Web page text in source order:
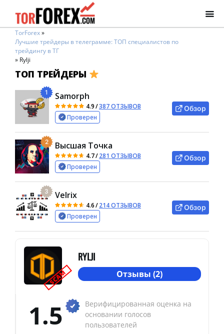
TorForex»
Лучшие трейдеры в телеграмме: ТОП специалистов по
трейдингу в ТГ
» Rylji
ТОП ТРЕЙДЕРЫ
1 Samorph
4.9/387 ОТЗЫВОВ
Проверен
Обзор
2 Высшая Точка
4.7/281 ОТЗЫВОВ
Проверен
Обзор
3 Velrix
4.6/214 ОТЗЫВОВ
Проверен
Обзор
SCAM
RYLJI
Отзывы (2)
1.5
Верифицированная оценка на
основании голосов
пользователей